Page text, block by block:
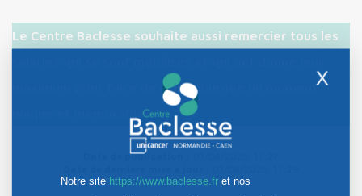
Le Centre Baclesse souhaite aussi remercier tous les
maximum pour faire de cette journée un moment
unique et mémorable !
Date de publication :
X
Notre site https://www.baclesse.fret nos